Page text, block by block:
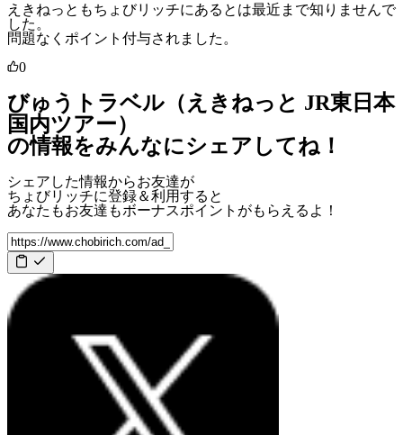
えきねっともちょびリッチにあるとは最近まで知りませんで
した。
問題なくポイント付与されました。
0
びゅうトラベル（えきねっと JR東日本
国内ツアー）
の情報をみんなにシェアしてね！
シェアした情報からお友達が
ちょびリッチに登録＆利用すると
あなたもお友達もボーナスポイント がもらえるよ！